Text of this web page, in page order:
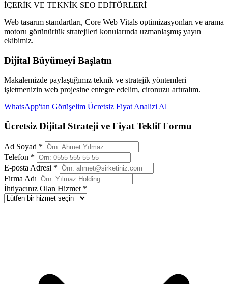
İÇERİK VE TEKNİK SEO EDİTÖRLERİ
Web tasarım standartları, Core Web Vitals optimizasyonları ve arama
motoru görünürlük stratejileri konularında uzmanlaşmış yayın
ekibimiz.
Dijital Büyümeyi Başlatın
Makalemizde paylaştığımız teknik ve stratejik yöntemleri
işletmenizin web projesine entegre edelim, cironuzu artıralım.
WhatsApp'tan Görüşelim Ücretsiz Fiyat Analizi Al
Ücretsiz Dijital Strateji ve Fiyat Teklif Formu
Ad Soyad *
Telefon *
E-posta Adresi *
Firma Adı
İhtiyacınız Olan Hizmet *